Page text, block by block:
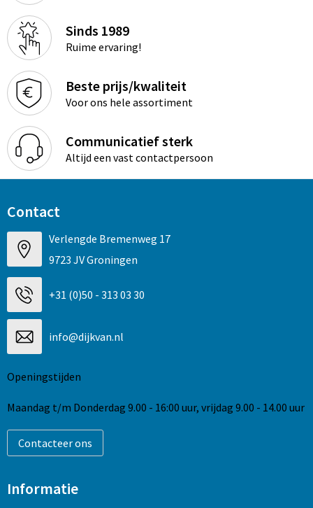
Sinds 1989
Ruime ervaring!
Beste prijs/kwaliteit
Voor ons hele assortiment
Communicatief sterk
Altijd een vast contactpersoon
Contact
Verlengde Bremenweg 17
9723 JV Groningen
+31 (0)50 - 313 03 30
info@dijkvan.nl
Openingstijden
Maandag t/m Donderdag 9.00 - 16:00 uur, vrijdag 9.00 - 14.00 uur
Contacteer ons
Informatie